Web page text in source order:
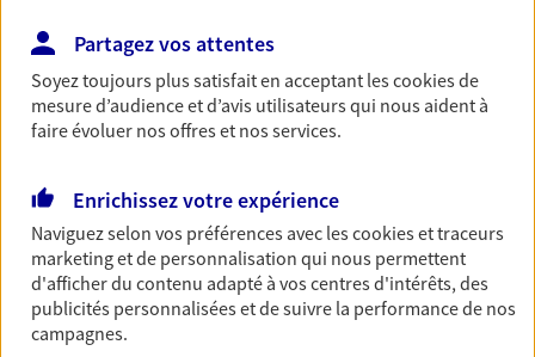
Découvrir l'offre Retraite
NOUS CONTACTER
Un compte bancaire qui vous accompagne au
quotidien, une appli intelligente à consulter au
jour le jour.
Découvrir l'offre Compte bancaire
Partagez vos attentes
Soyez toujours plus satisfait en acceptant lescookiesde
mesure d’audience et d’avis utilisateurs qui nous aident à
faire évoluer nos offres et nos services.
Enrichissez votre expérience
Naviguez selon vos préférences avec lescookies et traceurs
marketing et de personnalisation qui nous permettent
d'afficher du contenu adapté à vos centres d'intérêts, des
publicités personnalisées et de suivre la performance de nos
campagnes.